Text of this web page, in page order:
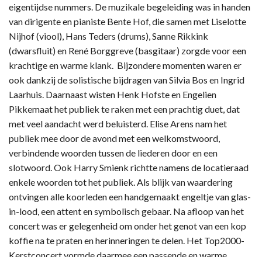
eigentijdse nummers. De muzikale begeleiding was in handen
van dirigente en pianiste Bente Hof, die samen met Liselotte
Nijhof (viool), Hans Teders (drums), Sanne Rikkink
(dwarsfluit) en René Borggreve (basgitaar) zorgde voor een
krachtige en warme klank. Bijzondere momenten waren er
ook dankzij de solistische bijdragen van Silvia Bos en Ingrid
Laarhuis. Daarnaast wisten Henk Hofste en Engelien
Pikkemaat het publiek te raken met een prachtig duet, dat
met veel aandacht werd beluisterd. Elise Arens nam het
publiek mee door de avond met een welkomstwoord,
verbindende woorden tussen de liederen door en een
slotwoord. Ook Harry Smienk richtte namens de locatieraad
enkele woorden tot het publiek. Als blijk van waardering
ontvingen alle koorleden een handgemaakt engeltje van glas-
in-lood, een attent en symbolisch gebaar. Na afloop van het
concert was er gelegenheid om onder het genot van een kop
koffie na te praten en herinneringen te delen. Het Top2000-
Kerstconcert vormde daarmee een passende en warme